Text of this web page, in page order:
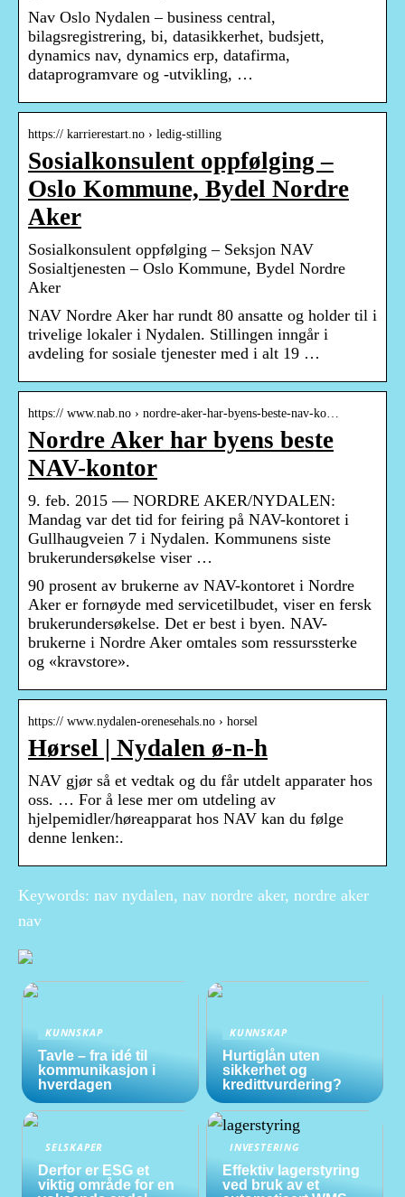
Nav Oslo Nydalen – business central,
bilagsregistrering, bi, datasikkerhet, budsjett,
dynamics nav, dynamics erp, datafirma,
dataprogramvare og -utvikling, …
https:// karrierestart.no › ledig-stilling
Sosialkonsulent oppfølging –
Oslo Kommune, Bydel Nordre
Aker
Sosialkonsulent oppfølging – Seksjon NAV
Sosialtjenesten – Oslo Kommune, Bydel Nordre
Aker
NAV Nordre Aker har rundt 80 ansatte og holder til i
trivelige lokaler i Nydalen. Stillingen inngår i
avdeling for sosiale tjenester med i alt 19 …
https:// www.nab.no › nordre-aker-har-byens-beste-nav-ko…
Nordre Aker har byens beste
NAV-kontor
9. feb. 2015 — NORDRE AKER/NYDALEN:
Mandag var det tid for feiring på NAV-kontoret i
Gullhaugveien 7 i Nydalen. Kommunens siste
brukerundersøkelse viser …
90 prosent av brukerne av NAV-kontoret i Nordre
Aker er fornøyde med servicetilbudet, viser en fersk
brukerundersøkelse. Det er best i byen. NAV-
brukerne i Nordre Aker omtales som ressurssterke
og «kravstore».
https:// www.nydalen-orenesehals.no › horsel
Hørsel | Nydalen ø-n-h
NAV gjør så et vedtak og du får utdelt apparater hos
oss. … For å lese mer om utdeling av
hjelpemidler/høreapparat hos NAV kan du følge
denne lenken:.
Keywords: nav nydalen, nav nordre aker, nordre aker
nav
KUNNSKAP
Tavle – fra idé til
kommunikasjon i
hverdagen
KUNNSKAP
Hurtiglån uten
sikkerhet og
kredittvurdering?
SELSKAPER
Derfor er ESG et
viktig område for en
INVESTERING
Effektiv lagerstyring
ved bruk av et